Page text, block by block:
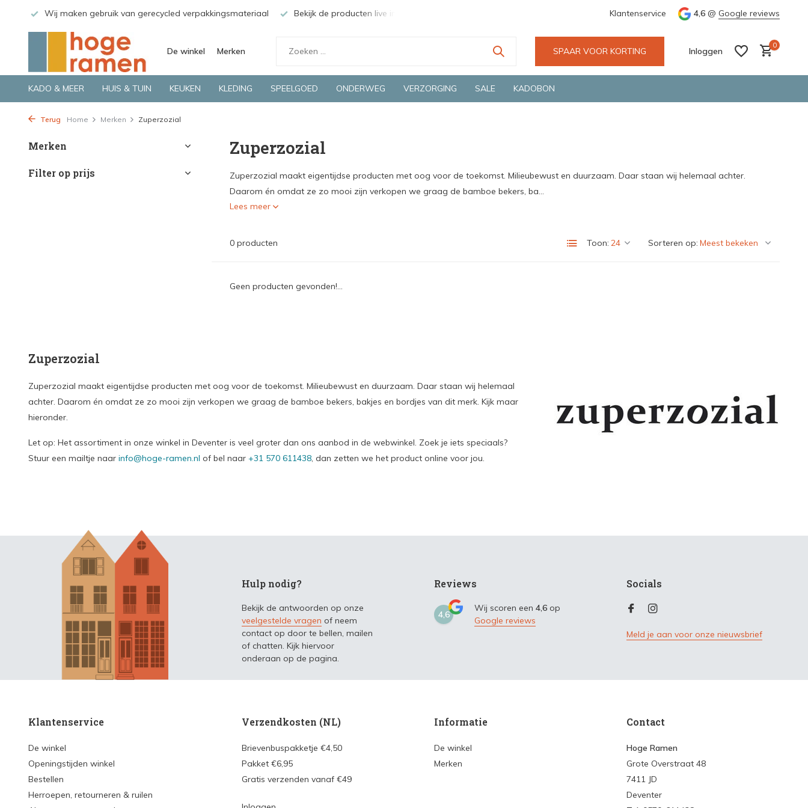
Wij maken gebruik van gerecycled verpakkingsmateriaal Bekijk de producten live in onze winkel in Deventer Groene en snelle bezorging door o.a. Fietskoerier en GLS. Wij
Klantenservice 4,6 @ Google reviews
De winkel Merken SPAAR VOOR KORTING Inloggen
0
KADO & MEER HUIS & TUIN KEUKEN KLEDING SPEELGOED ONDERWEG VERZORGING SALE KADOBON
Terug Home Merken Zuperzozial
Merken
Filter op prijs
Zuperzozial
Zuperzozial maakt eigentijdse producten met oog voor de toekomst. Milieubewust en duurzaam. Daar staan wij helemaal achter.
Daarom én omdat ze zo mooi zijn verkopen we graag de bamboe bekers, ba...
Lees meer
0 producten Toon: Sorteren op:
Geen producten gevonden!...
Zuperzozial
Zuperzozial maakt eigentijdse producten met oog voor de toekomst. Milieubewust en duurzaam. Daar staan wij helemaal
achter. Daarom én omdat ze zo mooi zijn verkopen we graag de bamboe bekers, bakjes en bordjes van dit merk. Kijk maar
hieronder.
Let op: Het assortiment in onze winkel in Deventer is veel groter dan ons aanbod in de webwinkel. Zoek je iets speciaals?
Stuur een mailtje naar info@hoge-ramen.nl of bel naar +31 570 611438, dan zetten we het product online voor jou.
Hulp nodig?
Bekijk de antwoorden op onze
veelgestelde vragen of neem
contact op door te bellen, mailen
of chatten. Kijk hiervoor
onderaan op de pagina.
Reviews
4,6
Wij scoren een 4,6 op
Google reviews
Socials
Meld je aan voor onze nieuwsbrief
Klantenservice
De winkel
Openingstijden winkel
Bestellen
Herroepen, retourneren & ruilen
Verzendkosten (NL)
Brievenbuspakketje €4,50
Pakket €6,95
Gratis verzenden vanaf €49
Informatie
De winkel
Merken
Contact
Hoge Ramen
Grote Overstraat 48
7411 JD
Deventer